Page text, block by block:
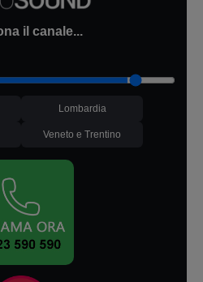
il canale...
Lombardia
Veneto e Trentino